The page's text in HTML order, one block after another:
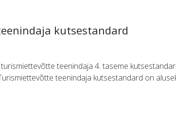
kutsestandard
teenindaja 4. taseme
teenindaja kutsestandard on